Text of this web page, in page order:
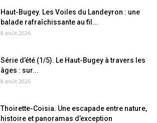
Haut-Bugey. Les Voiles du Landeyron : une
balade rafraîchissante au fil...
8 août 2026
Série d’été (1/5). Le Haut-Bugey à travers les
âges : sur...
8 août 2026
Thoirette-Coisia. Une escapade entre nature,
histoire et panoramas d’exception